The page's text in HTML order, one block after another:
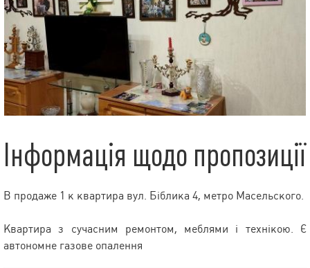
Інформація щодо пропозиції
В продаже 1 к квартира вул. Біблика 4, метро Масельского.
Квартира з сучасним ремонтом, меблями і технікою. Є
автономне газове опалення